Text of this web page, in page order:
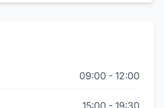
09:00 - 12:00
15:00 - 19:30